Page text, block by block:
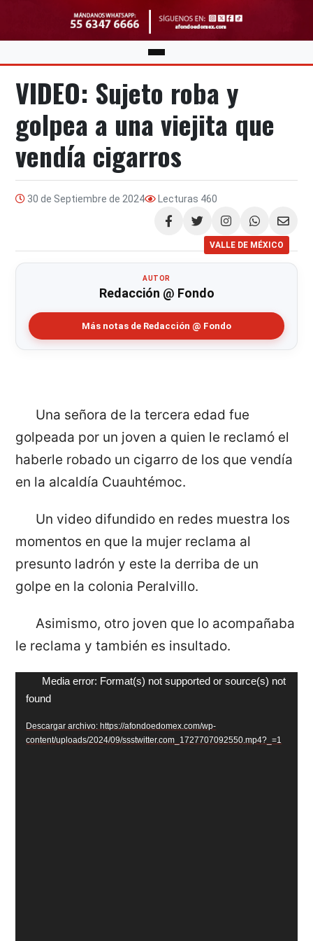
VIDEO: Sujeto roba y
golpea a una viejita que
vendía cigarros
30 de Septiembre de 2024 Lecturas 460
Compartir
VALLE DE MÉXICO
AUTOR
Redacción @ Fondo
Más notas de Redacción @ Fondo
Una señora de la tercera edad fue
golpeada por un joven a quien le reclamó el
haberle robado un cigarro de los que vendía
en la alcaldía Cuauhtémoc.
Un video difundido en redes muestra los
momentos en que la mujer reclama al
presunto ladrón y este la derriba de un
golpe en la colonia Peralvillo.
Asimismo, otro joven que lo acompañaba
le reclama y también es insultado.
Reproductor
de
vídeo
Media error: Format(s) not supported or source(s) not
found
Descargar archivo: https://afondoedomex.com/wp-
content/uploads/2024/09/ssstwitter.com_1727707092550.mp4?_=1